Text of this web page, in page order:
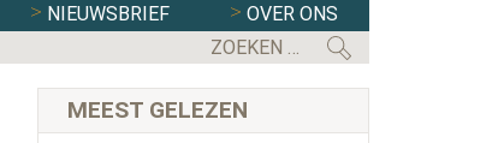
NIEUWSBRIEF
OVER ONS
FLEXBRANCHE WACHT
MEEST GELEZEN